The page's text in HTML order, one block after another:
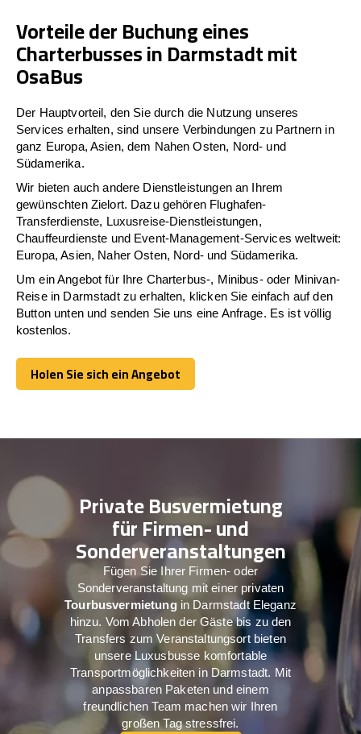
Vorteile der Buchung eines
Charterbusses in Darmstadt mit
OsaBus
Der Hauptvorteil, den Sie durch die Nutzung unseres
Services erhalten, sind unsere Verbindungen zu Partnern in
ganz Europa, Asien, dem Nahen Osten, Nord- und
Südamerika.
Wir bieten auch andere Dienstleistungen an Ihrem
gewünschten Zielort. Dazu gehören Flughafen-
Transferdienste, Luxusreise-Dienstleistungen,
Chauffeurdienste und Event-Management-Services weltweit:
Europa, Asien, Naher Osten, Nord- und Südamerika.
Um ein Angebot für Ihre Charterbus-, Minibus- oder Minivan-
Reise in Darmstadt zu erhalten, klicken Sie einfach auf den
Button unten und senden Sie uns eine Anfrage. Es ist völlig
kostenlos.
Holen Sie sich ein Angebot
Holen Sie sich ein Angebot
Private Busvermietung
für Firmen- und
Sonderveranstaltungen
Fügen Sie Ihrer Firmen- oder
Sonderveranstaltung mit einer privaten
Tourbusvermietungin Darmstadt Eleganz
hinzu. Vom Abholen der Gäste bis zu den
Transfers zum Veranstaltungsort bieten
unsere Luxusbusse komfortable
Transportmöglichkeiten in Darmstadt. Mit
anpassbaren Paketen und einem
freundlichen Team machen wir Ihren
großen Tag stressfrei.